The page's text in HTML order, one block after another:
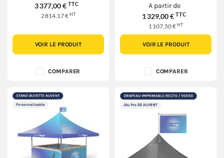
3 377,00 € TTC
2 814,17 €HT
VOIR LE PRODUIT
COMPARER
A partir de
1 329,00 € TTC
1 107,50 €HT
VOIR LE PRODUIT
COMPARER